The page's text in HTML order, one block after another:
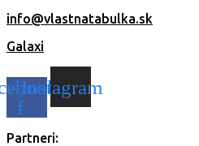
info@vlastnatabulka.sk
Galaxi
f
Instagram
Partneri: